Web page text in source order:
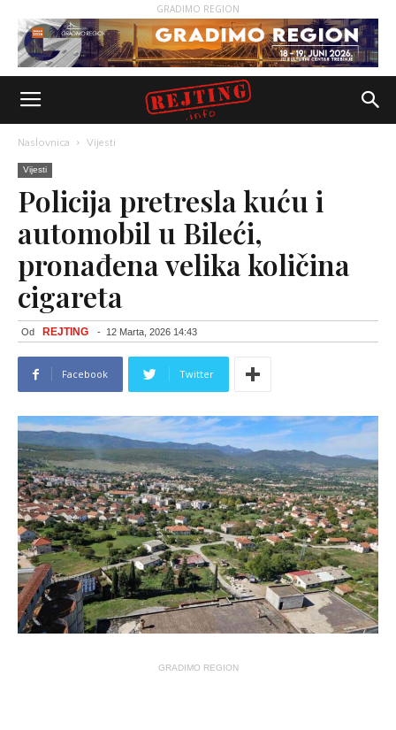
GRADIMO REGION
Naslovnica Vijesti
Vijesti
Policija pretresla kuću i
automobil u Bileći,
pronađena velika količina
cigareta
Od REJTING - 12 Marta, 2026 14:43
Facebook Twitter
GRADIMO REGION